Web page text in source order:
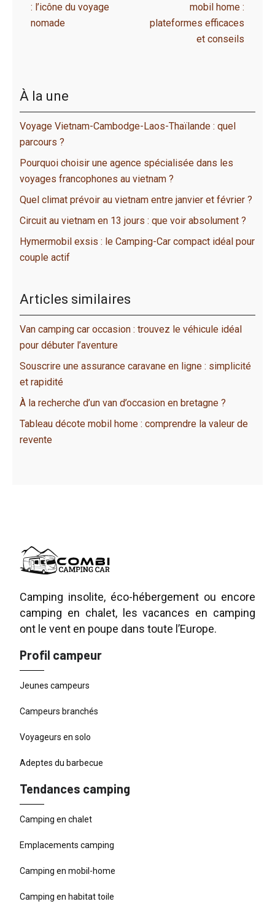
: l’icône du voyage
nomade
mobil home :
plateformes efficaces
et conseils
À la une
Voyage Vietnam-Cambodge-Laos-Thaïlande : quel
parcours ?
Pourquoi choisir une agence spécialisée dans les
voyages francophones au vietnam ?
Quel climat prévoir au vietnam entre janvier et février ?
Circuit au vietnam en 13 jours : que voir absolument ?
Hymermobil exsis : le Camping-Car compact idéal pour
couple actif
Articles similaires
Van camping car occasion : trouvez le véhicule idéal
pour débuter l’aventure
Souscrire une assurance caravane en ligne : simplicité
et rapidité
À la recherche d’un van d’occasion en bretagne ?
Tableau décote mobil home : comprendre la valeur de
revente
Camping insolite, éco-hébergement ou encore
camping en chalet, les vacances en camping
ont le vent en poupe dans toute l’Europe.
Profil campeur
Jeunes campeurs
Campeurs branchés
Voyageurs en solo
Adeptes du barbecue
Tendances camping
Camping en chalet
Emplacements camping
Camping en mobil-home
Camping en habitat toile